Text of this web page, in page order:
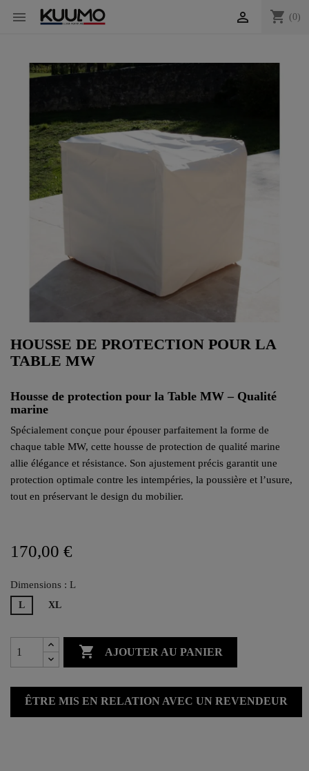
 shopping_cart (0)

HOUSSE DE PROTECTION POUR LA
TABLE MW
Housse de protection pour la Table MW – Qualité
marine
Spécialement conçue pour épouser parfaitement la forme de
chaque table MW, cette housse de protection de qualité marine
allie élégance et résistance. Son ajustement précis garantit une
protection optimale contre les intempéries, la poussière et l’usure,
tout en préservant le design du mobilier.
170,00 €
Dimensions : L
L XL
 AJOUTER AU PANIER
ÊTRE MIS EN RELATION AVEC UN REVENDEUR